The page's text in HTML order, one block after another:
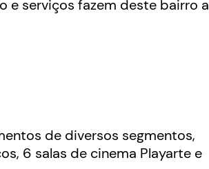
e serviços fazem deste bairro a
de diversos segmentos,
6 salas de cinema Playarte e